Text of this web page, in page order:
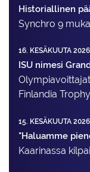
Historiallinen
Synchro 9
16. KESÄKUUTA 2026
ISU nimesi
Finlandia
15. KESÄKUUTA 2026
"Haluamme
Kaarinassa